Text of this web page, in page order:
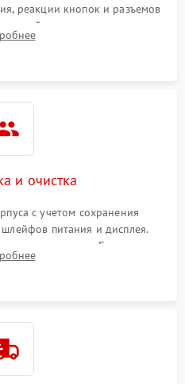
реакции кнопок и разъемов
сигнатуры на экран,
и считывание системных
и очистка
с учетом сохранения
питания и дисплея.
окислов и пыли. Бережная
специализированными